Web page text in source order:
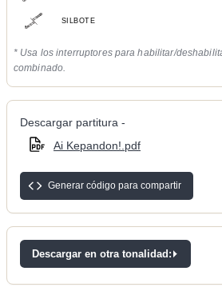
SILBOTE
* Usa los interruptores para habilitar/
combinado.
Descargar partitura -
Ai Kepandon!.pdf
Generar código para compartir
Descargar en otra tonalidad: